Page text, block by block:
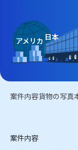
日本
アメリカ
案件内容貨物の写真
案件内容